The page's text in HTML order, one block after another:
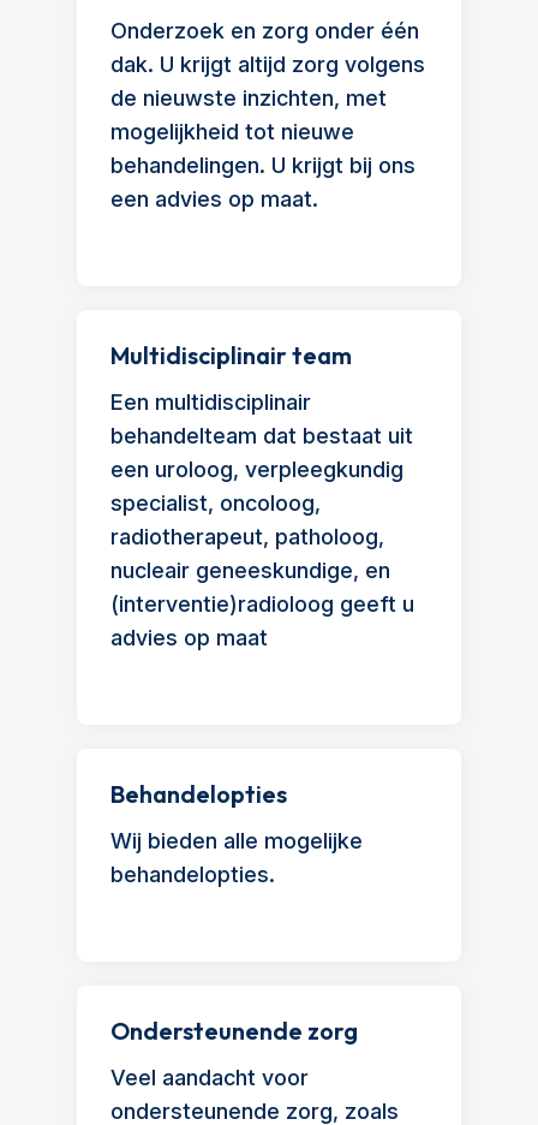
Onderzoek en zorg onder één
dak. U krijgt altijd zorg volgens
de nieuwste inzichten, met
mogelijkheid tot nieuwe
behandelingen. U krijgt bij ons
een advies op maat.
Multidisciplinair team
Een multidisciplinair
behandelteam dat bestaat uit
een uroloog, verpleegkundig
specialist, oncoloog,
radiotherapeut, patholoog,
nucleair geneeskundige, en
(interventie)radioloog geeft u
advies op maat
Behandelopties
Wij bieden alle mogelijke
behandelopties.
Ondersteunende zorg
Veel aandacht voor
ondersteunende zorg, zoals